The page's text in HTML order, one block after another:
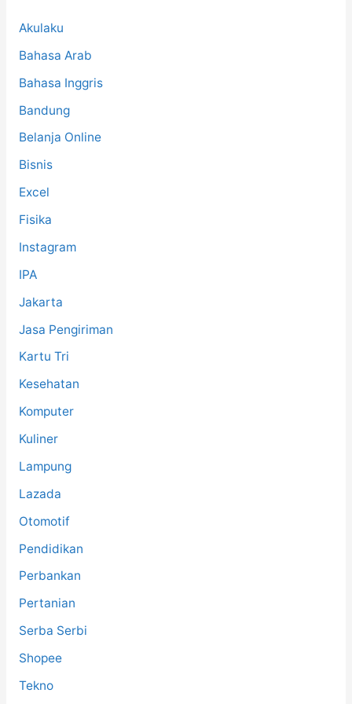
Akulaku
Bahasa Arab
Bahasa Inggris
Bandung
Belanja Online
Bisnis
Excel
Fisika
Instagram
IPA
Jakarta
Jasa Pengiriman
Kartu Tri
Kesehatan
Komputer
Kuliner
Lampung
Lazada
Otomotif
Pendidikan
Perbankan
Pertanian
Serba Serbi
Shopee
Tekno